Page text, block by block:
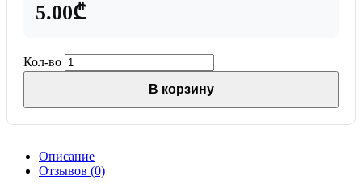
5.00₾
Кол-во
В корзину
Описание
Отзывов (0)